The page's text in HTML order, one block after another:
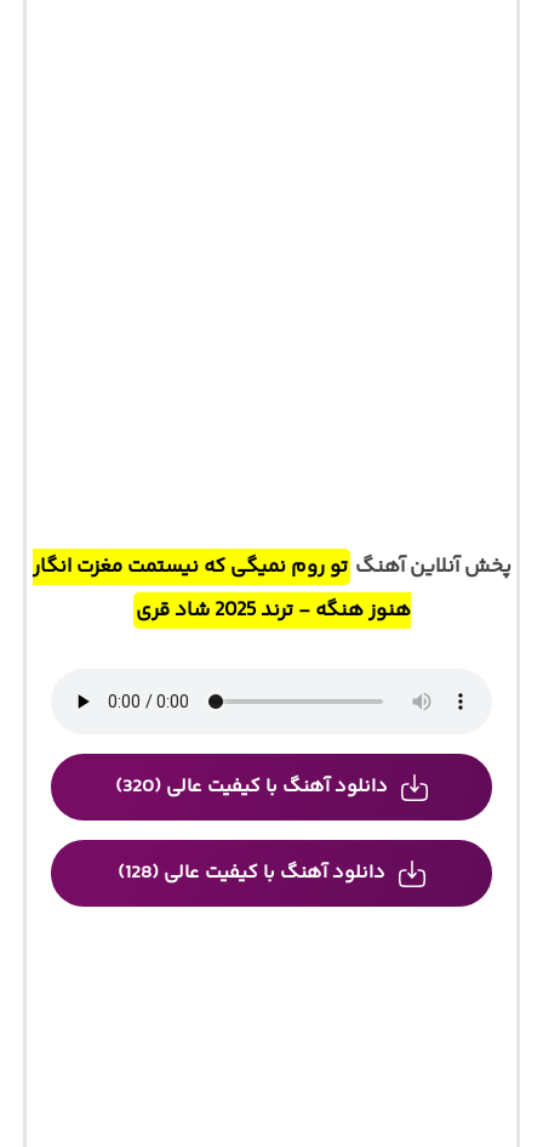
پخش آنلاین آهنگ تو روم نمیگی که نیستمت مغزت انگار
هنوز هنگه - ترند 2025 شاد قری
دانلود آهنگ با کیفیت عالی (320)
دانلود آهنگ با کیفیت عالی (128)